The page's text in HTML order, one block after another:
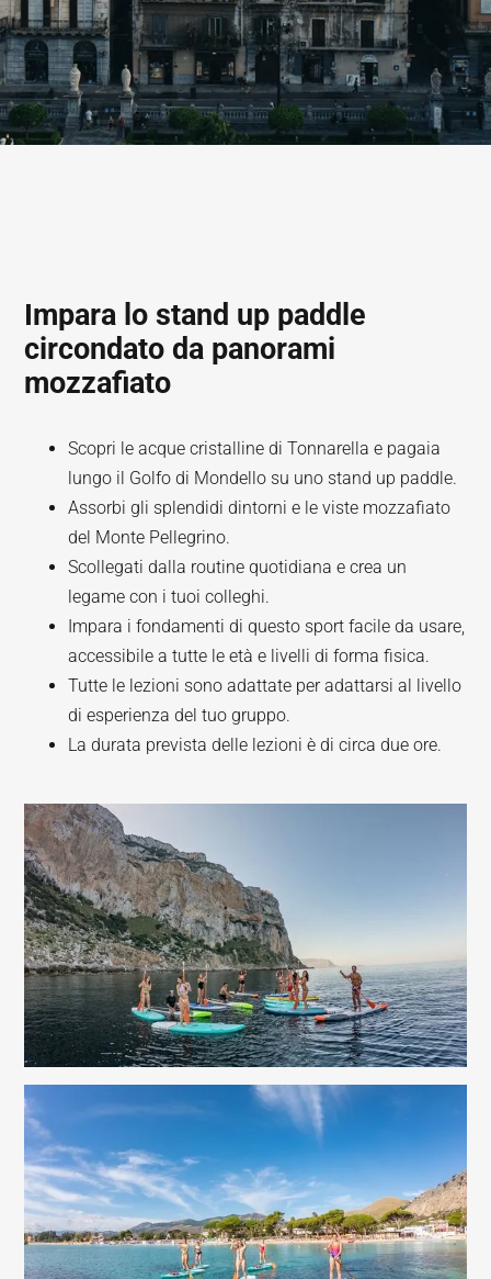
Impara lo stand up paddle
circondato da panorami
mozzafiato
Scopri le acque cristalline di Tonnarella e pagaia
lungo il Golfo di Mondello su uno stand up paddle.
Assorbi gli splendidi dintorni e le viste mozzafiato
del Monte Pellegrino.
Scollegati dalla routine quotidiana e crea un
legame con i tuoi colleghi.
Impara i fondamenti di questo sport facile da usare,
accessibile a tutte le età e livelli di forma fisica.
Tutte le lezioni sono adattate per adattarsi al livello
di esperienza del tuo gruppo.
La durata prevista delle lezioni è di circa due ore.